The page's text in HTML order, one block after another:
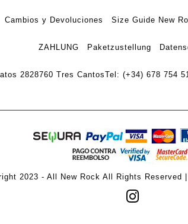
Cambios y Devoluciones Size Guide New
ZAHLUNG Paketzustellung
2828760 Tres CantosTel: (+34) 678 754
2023 - All New Rock All Rights Reserved